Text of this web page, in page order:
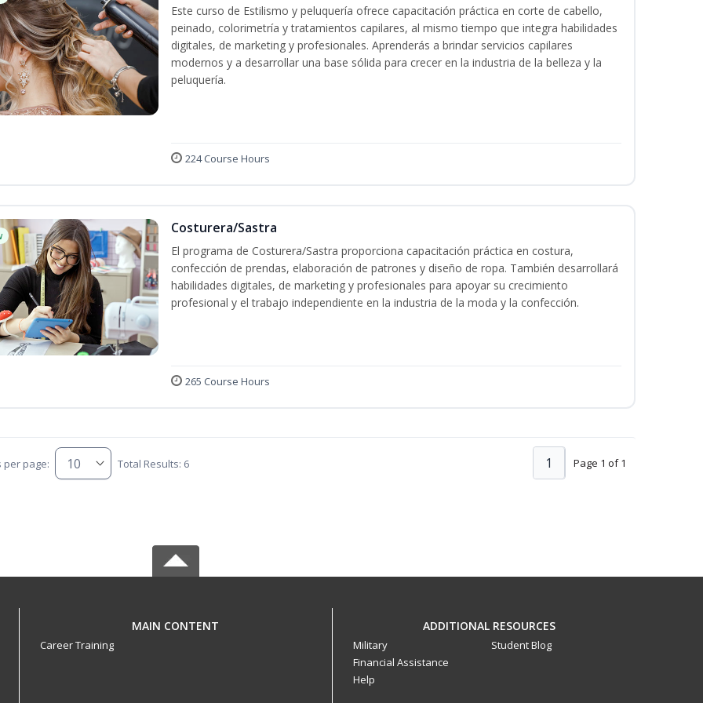
Este curso de Estilismo y peluquería ofrece capacitación práctica en corte de cabello,
peinado, colorimetría y tratamientos capilares, al mismo tiempo que integra habilidades
digitales, de marketing y profesionales. Aprenderás a brindar servicios capilares
modernos y a desarrollar una base sólida para crecer en la industria de la belleza y la
peluquería.
224 Course Hours
Costurera/Sastra
El programa de Costurera/Sastra proporciona capacitación práctica en costura,
confección de prendas, elaboración de patrones y diseño de ropa. También desarrollará
habilidades digitales, de marketing y profesionales para apoyar su crecimiento
profesional y el trabajo independiente en la industria de la moda y la confección.
265 Course Hours
per page: Total Results: 6 Page 1 of 1
1
MAIN CONTENT
Career Training
ADDITIONAL RESOURCES
Military
Financial Assistance
Help
Student Blog